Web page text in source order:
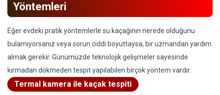
Yöntemleri
Eğer evdeki pratik yöntemlerle su kaçağının nerede olduğunu
bulamıyorsanız veya sorun ciddi boyuttaysa, bir uzmandan yardım
almak gerekir. Günümüzde teknolojik gelişmeler sayesinde
kırmadan dökmeden tespit yapılabilen birçok yöntem vardır:
Termal kamera ile kaçak tespiti